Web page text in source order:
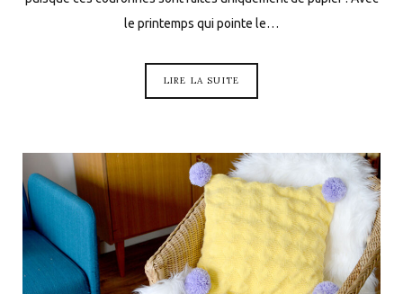
le printemps qui pointe le…
LIRE LA SUITE